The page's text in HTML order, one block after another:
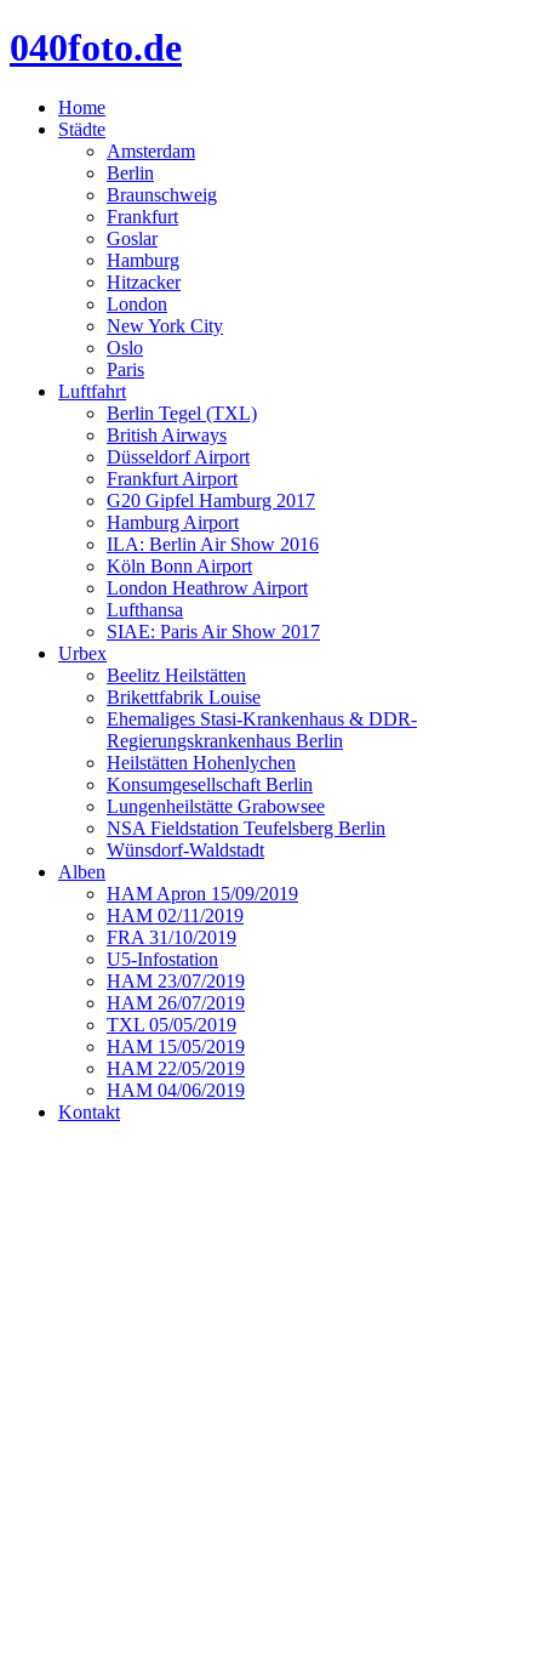
040foto.de
Home
Städte
Amsterdam
Berlin
Braunschweig
Frankfurt
Goslar
Hamburg
Hitzacker
London
New York City
Oslo
Paris
Luftfahrt
Berlin Tegel (TXL)
British Airways
Düsseldorf Airport
Frankfurt Airport
G20 Gipfel Hamburg 2017
Hamburg Airport
ILA: Berlin Air Show 2016
Köln Bonn Airport
London Heathrow Airport
Lufthansa
SIAE: Paris Air Show 2017
Urbex
Beelitz Heilstätten
Brikettfabrik Louise
Ehemaliges Stasi-Krankenhaus & DDR-
Regierungskrankenhaus Berlin
Heilstätten Hohenlychen
Konsumgesellschaft Berlin
Lungenheilstätte Grabowsee
NSA Fieldstation Teufelsberg Berlin
Wünsdorf-Waldstadt
Alben
HAM Apron 15/09/2019
HAM 02/11/2019
FRA 31/10/2019
U5-Infostation
HAM 23/07/2019
HAM 26/07/2019
TXL 05/05/2019
HAM 15/05/2019
HAM 22/05/2019
HAM 04/06/2019
Kontakt